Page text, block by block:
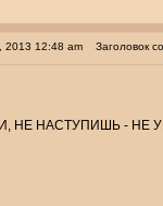
2013 12:48 am Заголовок
НЕ НАСТУПИШЬ - НЕ